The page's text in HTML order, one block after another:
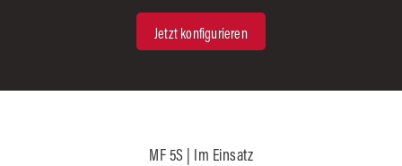
Jetzt konfigurieren
MF 5S | Im Einsatz